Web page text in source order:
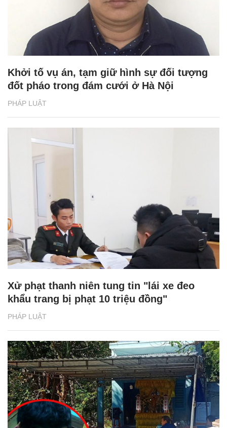
PHÁP LUẬT
Khởi tố vụ án, tạm giữ hình sự đối tượng
đốt pháo trong đám cưới ở Hà Nội
PHÁP LUẬT
Xử phạt thanh niên tung tin "lái xe đeo
khẩu trang bị phạt 10 triệu đồng"